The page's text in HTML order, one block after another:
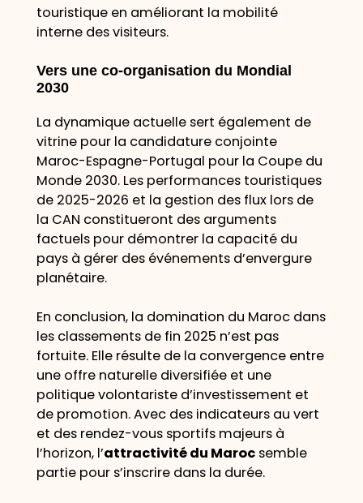
touristique en améliorant la mobilité
interne des visiteurs.
Vers une co-organisation du Mondial
2030
La dynamique actuelle sert également de
vitrine pour la candidature conjointe
Maroc-Espagne-Portugal pour la Coupe du
Monde 2030. Les performances touristiques
de 2025-2026 et la gestion des flux lors de
la CAN constitueront des arguments
factuels pour démontrer la capacité du
pays à gérer des événements d’envergure
planétaire.
En conclusion, la domination du Maroc dans
les classements de fin 2025 n’est pas
fortuite. Elle résulte de la convergence entre
une offre naturelle diversifiée et une
politique volontariste d’investissement et
de promotion. Avec des indicateurs au vert
et des rendez-vous sportifs majeurs à
l’horizon, l’attractivité du Marocsemble
partie pour s’inscrire dans la durée.